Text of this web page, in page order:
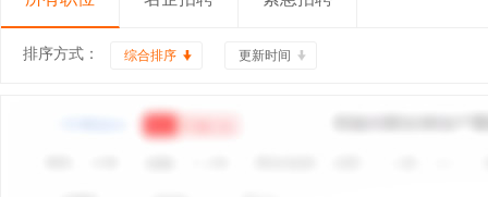
排序方式： 综合排序 更新时间